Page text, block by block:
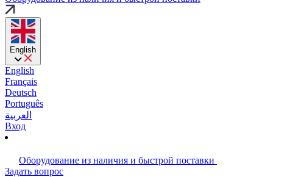
English
English
Français
Deutsch
Português
العربية
Вход
Оборудование из наличия и быстрой поставки
Задать вопрос